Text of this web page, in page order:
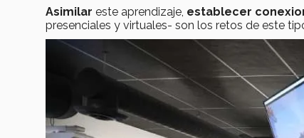
Asimilar este aprendizaje, establecer
presenciales y virtuales- son los retos de este